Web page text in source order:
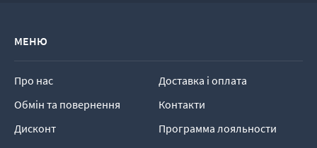
МЕНЮ
Про нас
Доставка і оплата
Обмін та повернення
Контакти
Дисконт
Программа лояльности